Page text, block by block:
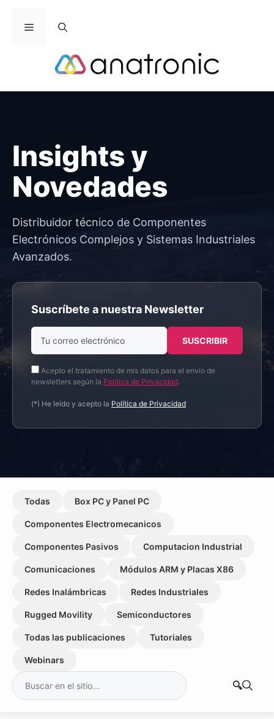
Menú
Insights y
Novedades
Distribuidor técnico de Componentes
Electrónicos Complejos y Sistemas Industriales
Avanzados.
Suscríbete a nuestra Newsletter
Acepto el tratamiento de mis datos para el envío de
newsletters según la Política de Privacidad.
(*) He leído y acepto la Política de Privacidad
Todas Box PC y Panel PC
Componentes Electromecanicos
Componentes Pasivos Computacion Industrial
Comunicaciones Módulos ARM y Placas X86
Redes Inalámbricas Redes Industriales
Rugged Movility Semiconductores
Todas las publicaciones Tutoriales
Webinars
Buscar: